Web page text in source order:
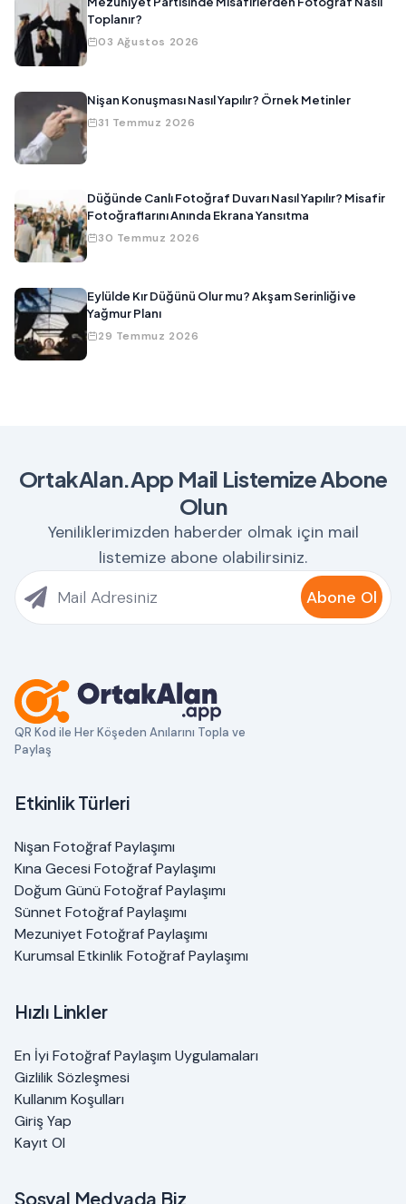
Toplanır?
03 Ağustos 2026
Nişan Konuşması Nasıl Yapılır? Örnek Metinler
31 Temmuz 2026
Düğünde Canlı Fotoğraf Duvarı Nasıl Yapılır? Misafir
Fotoğraflarını Anında Ekrana Yansıtma
30 Temmuz 2026
Eylülde Kır Düğünü Olur mu? Akşam Serinliği ve
Yağmur Planı
29 Temmuz 2026
OrtakAlan.App Mail Listemize Abone
Olun
Yeniliklerimizden haberder olmak için mail
listemize abone olabilirsiniz.
Abone Ol
QR Kod ile Her Köşeden Anılarını Topla ve
Paylaş
Etkinlik Türleri
Nişan Fotoğraf Paylaşımı
Kına Gecesi Fotoğraf Paylaşımı
Doğum Günü Fotoğraf Paylaşımı
Sünnet Fotoğraf Paylaşımı
Mezuniyet Fotoğraf Paylaşımı
Kurumsal Etkinlik Fotoğraf Paylaşımı
Hızlı Linkler
En İyi Fotoğraf Paylaşım Uygulamaları
Gizlilik Sözleşmesi
Kullanım Koşulları
Giriş Yap
Kayıt Ol
Sosyal Medyada Biz